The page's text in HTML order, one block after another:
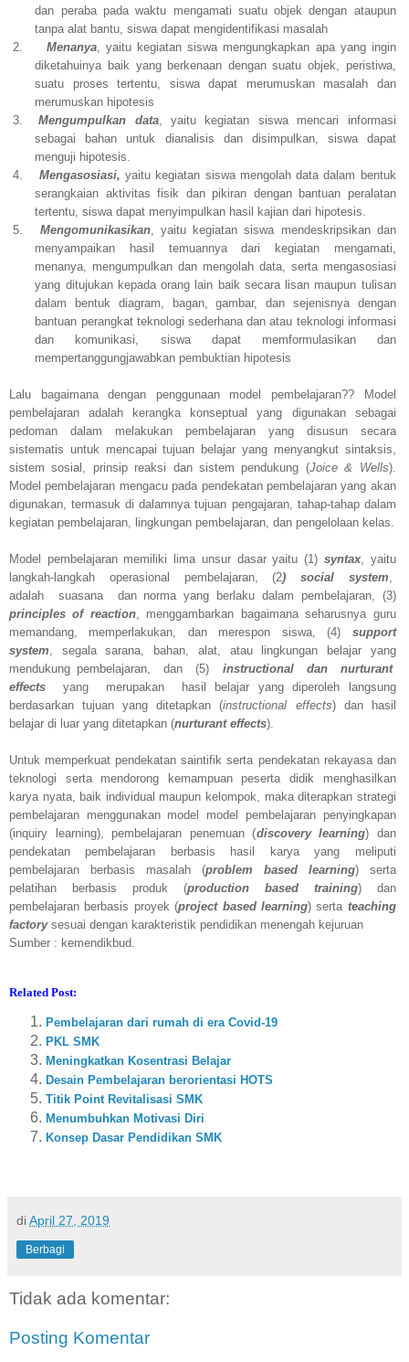
dan peraba pada waktu mengamati suatu objek dengan ataupun
tanpa alat bantu, siswa dapat mengidentifikasi masalah
2.
Menanya, yaitu kegiatan siswa mengungkapkan apa yang ingin
diketahuinya baik yang berkenaan dengan suatu objek, peristiwa,
suatu proses tertentu, siswadapat merumuskan masalah dan
merumuskan hipotesis
3.
Mengumpulkan data, yaitu kegiatan siswa mencari informasi
sebagai bahan untuk dianalisis dan disimpulkan, siswa dapat
menguji hipotesis
4.
Mengasosiasi, yaitu kegiatan siswa mengolah data dalam bentuk
serangkaian aktivitas fisik dan pikiran dengan bantuan peralatan
tertentu,siswa dapat menyimpulkan hasil kajian dari hipotesis
5.
Mengomunikasikan,
yaitu kegiatan siswa mendeskripsikan dan
menyampaikan hasil temuannya dari kegiatan mengamati,
menanya, mengumpulkan dan mengolah data, serta mengasosiasi
yang ditujukan kepada orang lain baik secara lisan maupun tulisan
dalam bentuk diagram, bagan, gambar, dan sejenisnya dengan
bantuan perangkat teknologi sederhana dan atau teknologi informasi
dan komunikasi, siswadapat memformulasikan dan
mempertanggungjawabkan pembuktian hipotesis
Lalu bagaimana dengan penggunaan model pembelajaran?? Model
pembelajaran adalah kerangka konseptual yang digunakan sebagai
pedoman dalam melakukan pembelajaran yang disusun secara
sistematis untuk mencapai tujuan belajar yang menyangkut sintaksis,
sistem sosial, prinsip reaksi dan sistem pendukung (Joice & Wells).
Model pembelajaran mengacu pada pendekatan pembelajaran yang akan
digunakan, termasuk di dalamnya tujuan pengajaran, tahap-tahap dalam
kegiatan pembelajaran, lingkungan pembelajaran, dan pengelolaan kelas.
Model pembelajaran memiliki lima unsur dasar yaitu (1) syntax, yaitu
langkah-langkah
operasional pembelajaran, (2) social system
adalah
suasana
dan norma yang berlaku dalam pembelajaran, (3)
principles of reaction, menggambarkan bagaimana seharusnya guru
memandang, memperlakukan, dan merespon siswa, (4) support
system , segala sarana, bahan, alat, atau lingkungan belajar yang
mendukung pembelajaran,
dan (5) instructional dan
nurturant
effects
yang merupakan
hasil belajar yang diperoleh langsung
berdasarkan tujuan yang ditetapkan (instructional effects) dan hasil
belajar di luar yang ditetapkan (nurturant effects).
Untuk memperkuat pendekatan saintifik serta pendekatan rekayasa dan
teknologi serta mendorong kemampuan peserta didik menghasilkan
karya nyata, baik individual maupun kelompok, maka diterapkan strategi
pembelajaran menggunakan model model pembelajaran penyingkapan
(inquiry learning), pembelajaran penemuan (discovery learning) dan
pendekatan pembelajaran berbasis hasil karya yang meliputi
pembelajaran berbasis masalah (problem based learning) serta
pelatihan berbasis produk (production based training) dan
pembelajaran berbasis proyek (project based learning) serta teaching
factorysesuai dengan karakteristik pendidikan menengah kejuruan
Sumber : kemendikbud.
Related Post:
Pembelajaran dari rumah di era Covid-19
PKL SMK
Meningkatkan Kosentrasi Belajar
Desain Pembelajaran berorientasi HOTS
Titik Point Revitalisasi SMK
Menumbuhkan Motivasi Diri
Konsep Dasar Pendidikan SMK
diApril 27, 2019
Berbagi
Tidak ada komentar:
Posting Komentar